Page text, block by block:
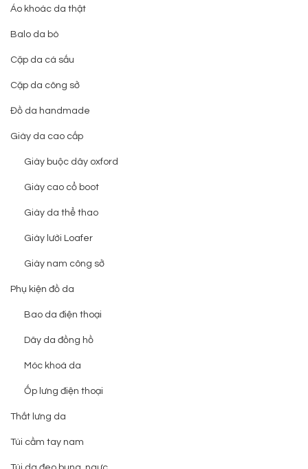
Áo khoác da thật
Balo da bò
Cặp da cá sấu
Cặp da công sở
Đồ da handmade
Giày da cao cấp
Giày buộc dây oxford
Giày cao cổ boot
Giày da thể thao
Giày lười Loafer
Giày nam công sở
Phụ kiện đồ da
Bao da điện thoại
Dây da đồng hồ
Móc khoá da
Ốp lưng điện thoại
Thắt lưng da
Túi cầm tay nam